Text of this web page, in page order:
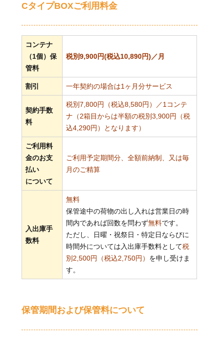
CタイプBOXご利用料金
コンテナ
（1個）保
管料
税別9,900円(税込10,890円)／月
割引 一年契約の場合は1ヶ月分サービス
契約手数
料
税別7,800円（税込8,580円）／1コンテ
ナ（2箱目からは半額の税別3,900円（税
込4,290円）となります）
ご利用料
金のお支
払い
について
ご利用予定期間分、全額前納制、又は毎
月のご精算
入出庫手
数料
無料
保管途中の荷物の出し入れは営業日の時
間内であれば回数を問わず無料です。
ただし、日曜・祝祭日・特定日ならびに
時間外については入出庫手数料として税
別2,500円（税込2,750円） を申し受けま
す。
保管期間および保管料について